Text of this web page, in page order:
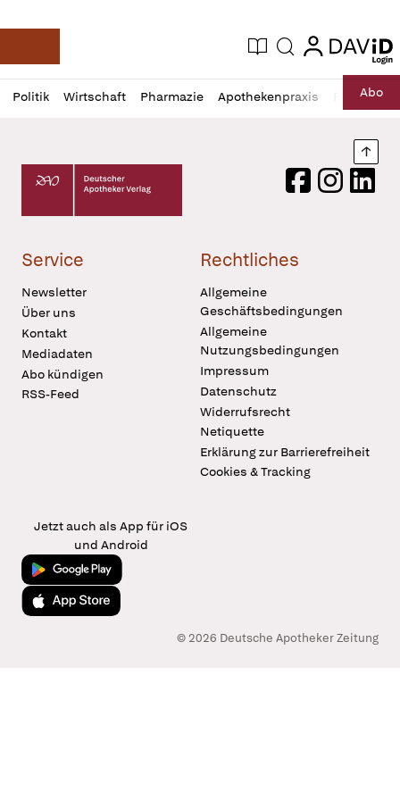
Deutsche Apotheker Zeitung
Aktuelle Ausgabe
Suche login
login
Politik Wirtschaft Pharmazie Apothekenpraxis RechtAbo
Profil
öffnen
Daz
Pur
Deutscher Apotheker Verlag Logo
FacebookInstagram
Service
Newsletter
Über uns
Kontakt
Mediadaten
Abo kündigen
RSS-Feed
Rechtliches
Allgemeine
Geschäftsbedingungen
Allgemeine
Nutzungsbedingungen
Impressum
Datenschutz
Widerrufsrecht
Netiquette
Erklärung zur Barrierefreiheit
Cookies & Tracking
Jetzt auch als App für iOS
und Android
Jetzt bei Google Play
Laden im App Store
© 2026 Deutsche Apotheker Zeitung